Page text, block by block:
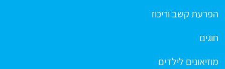
הפרעת קשב וריכוז
חוגים
מוזיאונים לילדים